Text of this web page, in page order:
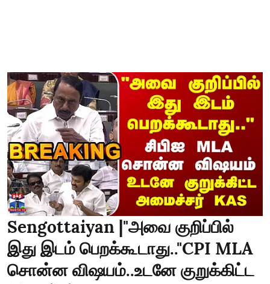
Sengottaiyan |"அவை குறிப்பில்
இது இடம் பெறக்கூடாது.."CPI MLA
சொன்ன விஷயம்..உடனே குறுக்கிட்ட